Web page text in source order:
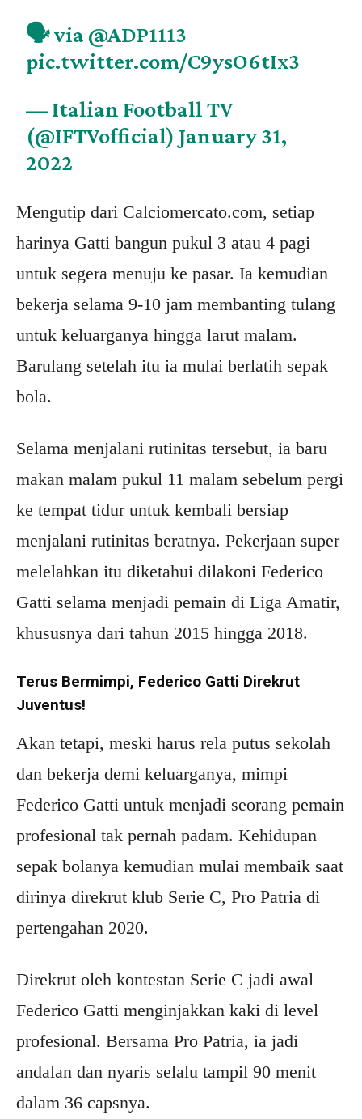
🗣 via @ADP1113
pic.twitter.com/C9ysO6tIx3
— Italian Football TV
(@IFTVofficial) January 31,
2022
Mengutip dari Calciomercato.com, setiap
harinya Gatti bangun pukul 3 atau 4 pagi
untuk segera menuju ke pasar. Ia kemudian
bekerja selama 9-10 jam membanting tulang
untuk keluarganya hingga larut malam.
Barulang setelah itu ia mulai berlatih sepak
bola.
Selama menjalani rutinitas tersebut, ia baru
makan malam pukul 11 malam sebelum pergi
ke tempat tidur untuk kembali bersiap
menjalani rutinitas beratnya. Pekerjaan super
melelahkan itu diketahui dilakoni Federico
Gatti selama menjadi pemain di Liga Amatir,
khususnya dari tahun 2015 hingga 2018.
Terus Bermimpi, Federico Gatti Direkrut
Juventus!
Akan tetapi, meski harus rela putus sekolah
dan bekerja demi keluarganya, mimpi
Federico Gatti untuk menjadi seorang pemain
profesional tak pernah padam. Kehidupan
sepak bolanya kemudian mulai membaik saat
dirinya direkrut klub Serie C, Pro Patria di
pertengahan 2020.
Direkrut oleh kontestan Serie C jadi awal
Federico Gatti menginjakkan kaki di level
profesional. Bersama Pro Patria, ia jadi
andalan dan nyaris selalu tampil 90 menit
dalam 36 capsnya.